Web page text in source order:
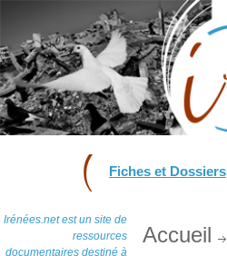
Fiches et Dossiers
Irénées.net est un site de
ressources
documentaires destiné à
Accueil